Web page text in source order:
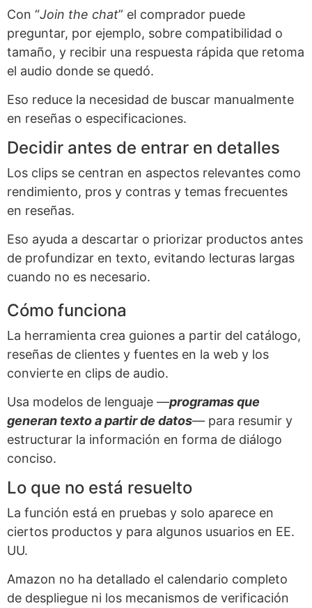
Con “Join the chat” el comprador puede
preguntar, por ejemplo, sobre compatibilidad o
tamaño, y recibir una respuesta rápida que retoma
el audio donde se quedó.
Eso reduce la necesidad de buscar manualmente
en reseñas o especificaciones.
Decidir antes de entrar en detalles
Los clips se centran en aspectos relevantes como
rendimiento, pros y contras y temas frecuentes
en reseñas.
Eso ayuda a descartar o priorizar productos antes
de profundizar en texto, evitando lecturas largas
cuando no es necesario.
Cómo funciona
La herramienta crea guiones a partir del catálogo,
reseñas de clientes y fuentes en la web y los
convierte en clips de audio.
Usa modelos de lenguaje —programas que
generan texto a partir de datos— para resumir y
estructurar la información en forma de diálogo
conciso.
Lo que no está resuelto
La función está en pruebas y solo aparece en
ciertos productos y para algunos usuarios en EE.
UU.
Amazon no ha detallado el calendario completo
de despliegue ni los mecanismos de verificación